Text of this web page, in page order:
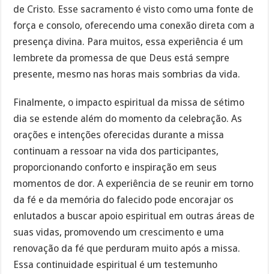
de Cristo. Esse sacramento é visto como uma fonte de
força e consolo, oferecendo uma conexão direta com a
presença divina. Para muitos, essa experiência é um
lembrete da promessa de que Deus está sempre
presente, mesmo nas horas mais sombrias da vida.
Finalmente, o impacto espiritual da missa de sétimo
dia se estende além do momento da celebração. As
orações e intenções oferecidas durante a missa
continuam a ressoar na vida dos participantes,
proporcionando conforto e inspiração em seus
momentos de dor. A experiência de se reunir em torno
da fé e da memória do falecido pode encorajar os
enlutados a buscar apoio espiritual em outras áreas de
suas vidas, promovendo um crescimento e uma
renovação da fé que perduram muito após a missa.
Essa continuidade espiritual é um testemunho